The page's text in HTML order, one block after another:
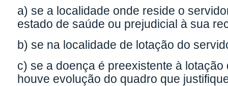
a) se a localidade onde reside o
estado de saúde ou prejudicial à sua
b) se na localidade de lotação do
c) se a doença é preexistente à
houve evolução do quadro que